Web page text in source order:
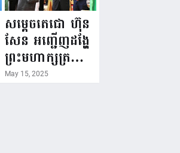
នៅមន្ទីរពេទ្យ!
សម្តេចតេជោ ហ៊ុន
សែន អញ្ជើញដង្ហែ
ព្រះមហាក្សត្រ
យាងទតការតាំង
May 15, 2025